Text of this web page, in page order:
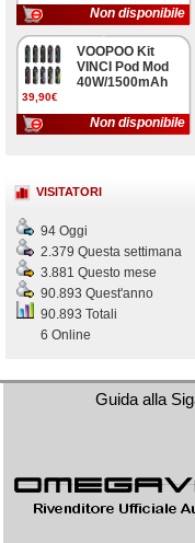
Non disponibile
39,90€
VOOPOO Kit
VINCI Pod Mod
40W/1500mAh
Non disponibile
VISITATORI
94 Oggi
2.379 Questa settimana
3.881 Questo mese
90.893 Quest'anno
90.893 Totali
6 Online
Guida alla